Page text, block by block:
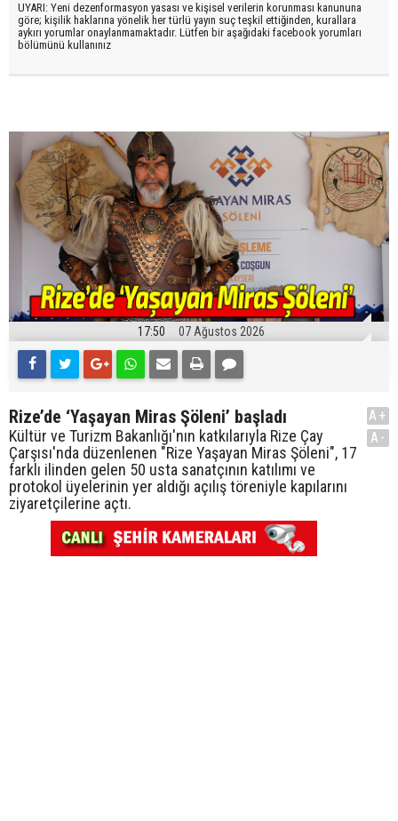
UYARI: Yeni dezenformasyon yasası ve kişisel verilerin korunması kanununa
göre; kişilik haklarına yönelik her türlü yayın suç teşkil ettiğinden, kurallara
aykırı yorumlar onaylanmamaktadır. Lütfen bir aşağıdaki facebook yorumları
bölümünü kullanınız
17:50 07 Ağustos 2026
Rize’de ‘Yaşayan Miras Şöleni’ başladı
Kültür ve Turizm Bakanlığı'nın katkılarıyla Rize Çay
Çarşısı'nda düzenlenen "Rize Yaşayan Miras Şöleni", 17
farklı ilinden gelen 50 usta sanatçının katılımı ve
protokol üyelerinin yer aldığı açılış töreniyle kapılarını
ziyaretçilerine açtı.
A+
A-